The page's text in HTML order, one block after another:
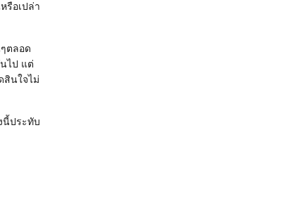
รือเปล่า
ตลอด
ไป แต่
สินใจไม่
นี้ประทับ